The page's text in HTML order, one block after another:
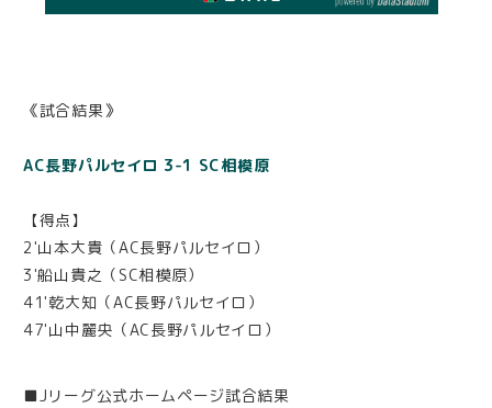
《試合結果》
AC長野パルセイロ 3-1 SC相模原
【得点】
2'山本大貴（AC長野パルセイロ）
3'船山貴之（SC相模原）
41'乾大知（AC長野パルセイロ）
47'山中麗央（AC長野パルセイロ）
■Jリーグ公式ホームページ試合結果